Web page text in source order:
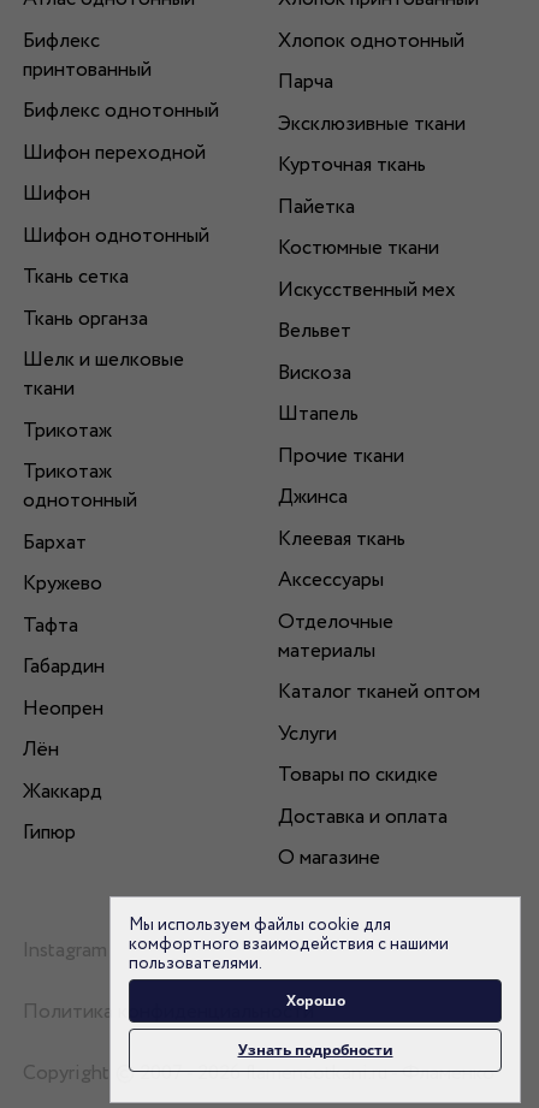
Бифлекс
принтованный
Бифлекс однотонный
Шифон переходной
Шифон
Шифон однотонный
Ткань сетка
Ткань органза
Шелк и шелковые
ткани
Трикотаж
Трикотаж
однотонный
Бархат
Кружево
Тафта
Габардин
Неопрен
Лён
Жаккард
Гипюр
Хлопок однотонный
Парча
Эксклюзивные ткани
Курточная ткань
Пайетка
Костюмные ткани
Искусственный мех
Вельвет
Вискоза
Штапель
Прочие ткани
Джинса
Клеевая ткань
Аксессуары
Отделочные
материалы
Каталог тканей оптом
Услуги
Товары по скидке
Доставка и оплата
О магазине
Instagram
Политика конфиденциальности
Copyright © 2007 - 2026 flamencotkani.ru - Фламенко
Мы используем файлы cookie для
комфортного взаимодействия с нашими
пользователями.
Хорошо
Узнать подробности